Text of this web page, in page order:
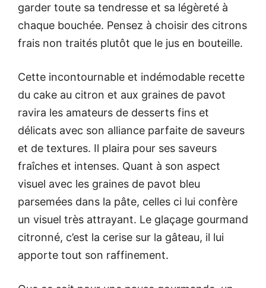
garder toute sa tendresse et sa légèreté à
chaque bouchée. Pensez à choisir des citrons
frais non traités plutôt que le jus en bouteille.
Cette incontournable et indémodable recette
du cake au citron et aux graines de pavot
ravira les amateurs de desserts fins et
délicats avec son alliance parfaite de saveurs
et de textures. Il plaira pour ses saveurs
fraîches et intenses. Quant à son aspect
visuel avec les graines de pavot bleu
parsemées dans la pâte, celles ci lui confère
un visuel très attrayant. Le glaçage gourmand
citronné, c’est la cerise sur la gâteau, il lui
apporte tout son raffinement.